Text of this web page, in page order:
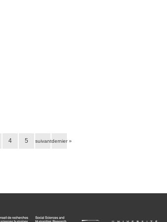
4 5 suivant ›dernier »